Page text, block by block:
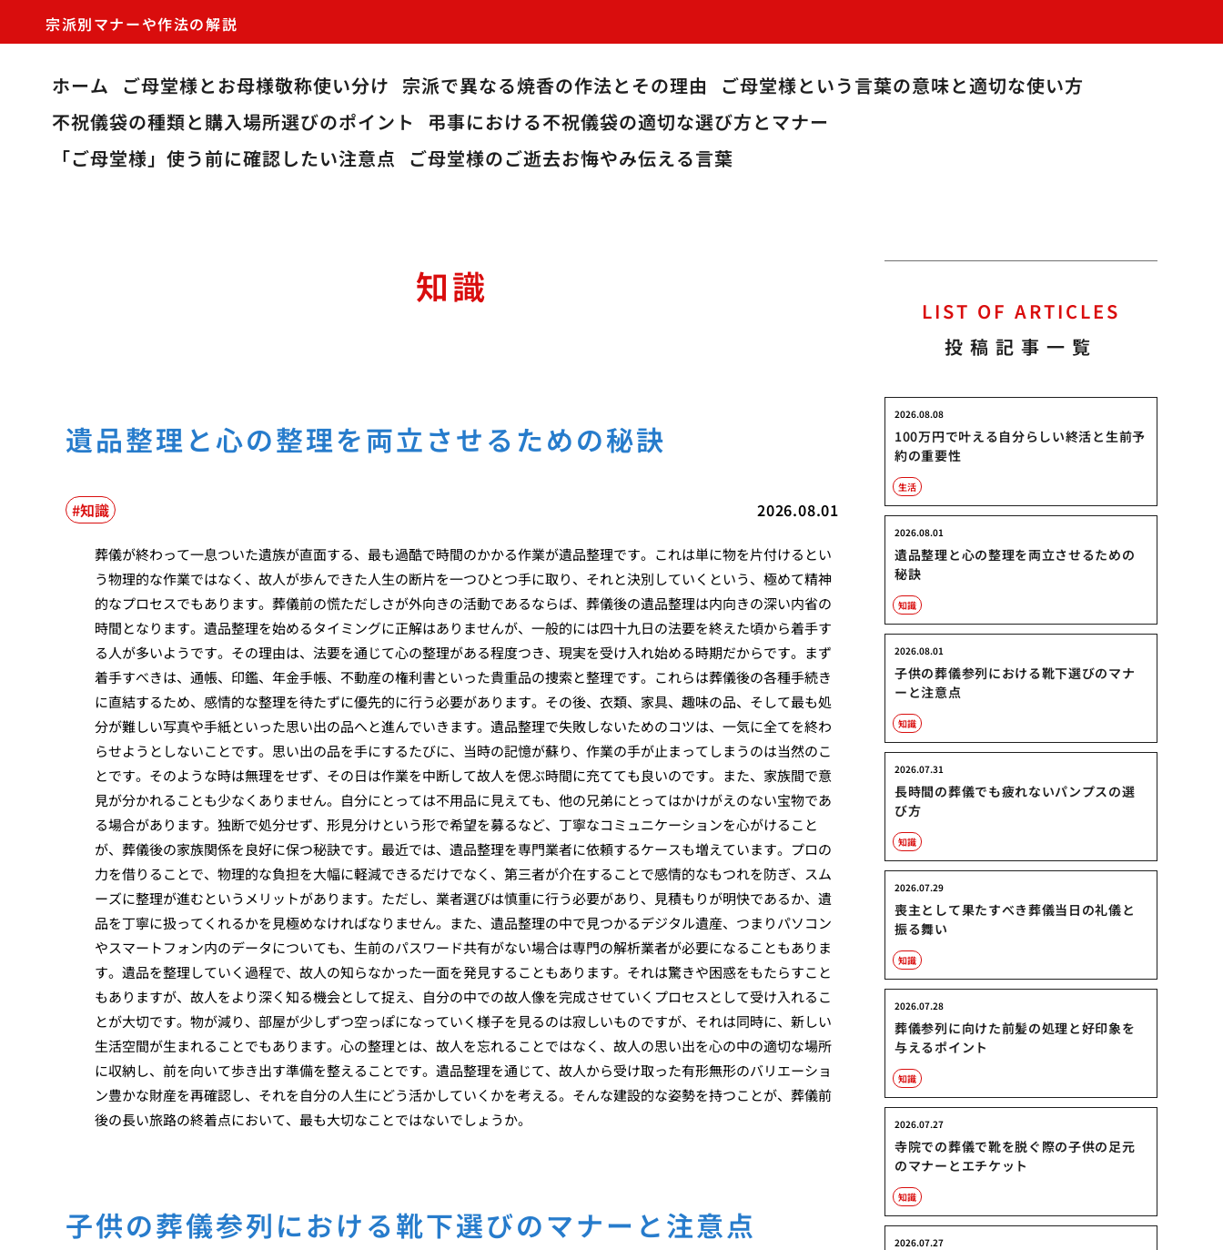
宗派別マナーや作法の解説
ホーム ご母堂様とお母様敬称使い分け 宗派で異なる焼香の作法とその理由
ご母堂様という言葉の意味と適切な使い方
不祝儀袋の種類と購入場所選びのポイント
弔事における不祝儀袋の適切な選び方とマナー
「ご母堂様」使う前に確認したい注意点
ご母堂様のご逝去お悔やみ伝える言葉
知識
遺品整理と心の整理を両立させるための秘訣
2026.08.01
知識
葬儀が終わって一息ついた遺族が直面する、最も過酷で時間のかかる作業が遺品整理です。これは単に物を片付けるとい
う物理的な作業ではなく、故人が歩んできた人生の断片を一つひとつ手に取り、それと決別していくという、極めて精神
的なプロセスでもあります。葬儀前の慌ただしさが外向きの活動であるならば、葬儀後の遺品整理は内向きの深い内省の
時間となります。遺品整理を始めるタイミングに正解はありませんが、一般的には四十九日の法要を終えた頃から着手す
る人が多いようです。その理由は、法要を通じて心の整理がある程度つき、現実を受け入れ始める時期だからです。まず
着手すべきは、通帳、印鑑、年金手帳、不動産の権利書といった貴重品の捜索と整理です。これらは葬儀後の各種手続き
に直結するため、感情的な整理を待たずに優先的に行う必要があります。その後、衣類、家具、趣味の品、そして最も処
分が難しい写真や手紙といった思い出の品へと進んでいきます。遺品整理で失敗しないためのコツは、一気に全てを終わ
らせようとしないことです。思い出の品を手にするたびに、当時の記憶が蘇り、作業の手が止まってしまうのは当然のこ
とです。そのような時は無理をせず、その日は作業を中断して故人を偲ぶ時間に充てても良いのです。また、家族間で意
見が分かれることも少なくありません。自分にとっては不用品に見えても、他の兄弟にとってはかけがえのない宝物であ
る場合があります。独断で処分せず、形見分けという形で希望を募るなど、丁寧なコミュニケーションを心がけること
が、葬儀後の家族関係を良好に保つ秘訣です。最近では、遺品整理を専門業者に依頼するケースも増えています。プロの
力を借りることで、物理的な負担を大幅に軽減できるだけでなく、第三者が介在することで感情的なもつれを防ぎ、スム
ーズに整理が進むというメリットがあります。ただし、業者選びは慎重に行う必要があり、見積もりが明快であるか、遺
品を丁寧に扱ってくれるかを見極めなければなりません。また、遺品整理の中で見つかるデジタル遺産、つまりパソコン
やスマートフォン内のデータについても、生前のパスワード共有がない場合は専門の解析業者が必要になることもありま
す。遺品を整理していく過程で、故人の知らなかった一面を発見することもあります。それは驚きや困惑をもたらすこと
もありますが、故人をより深く知る機会として捉え、自分の中での故人像を完成させていくプロセスとして受け入れるこ
とが大切です。物が減り、部屋が少しずつ空っぽになっていく様子を見るのは寂しいものですが、それは同時に、新しい
生活空間が生まれることでもあります。心の整理とは、故人を忘れることではなく、故人の思い出を心の中の適切な場所
に収納し、前を向いて歩き出す準備を整えることです。遺品整理を通じて、故人から受け取った有形無形のバリエーショ
ン豊かな財産を再確認し、それを自分の人生にどう活かしていくかを考える。そんな建設的な姿勢を持つことが、葬儀前
後の長い旅路の終着点において、最も大切なことではないでしょうか。
子供の葬儀参列における靴下選びのマナーと注意点
LIST OF ARTICLES
投稿記事一覧
100万円で叶える自分らしい終活と生前予
約の重要性
2026.08.08
生活
遺品整理と心の整理を両立させるための
秘訣
2026.08.01
知識
子供の葬儀参列における靴下選びのマナ
ーと注意点
2026.08.01
知識
長時間の葬儀でも疲れないパンプスの選
び方
2026.07.31
知識
喪主として果たすべき葬儀当日の礼儀と
振る舞い
2026.07.29
知識
葬儀参列に向けた前髪の処理と好印象を
与えるポイント
2026.07.28
知識
寺院での葬儀で靴を脱ぐ際の子供の足元
のマナーとエチケット
2026.07.27
知識
2026.07.27